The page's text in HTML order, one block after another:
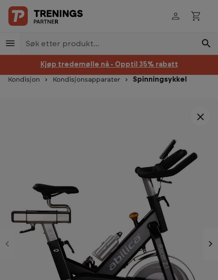
Hopp til innhold
Kjøp tredemølle nå - Opptil 35% rabatt
Kondisjon Kondisjonsapparater Spinningsykkel